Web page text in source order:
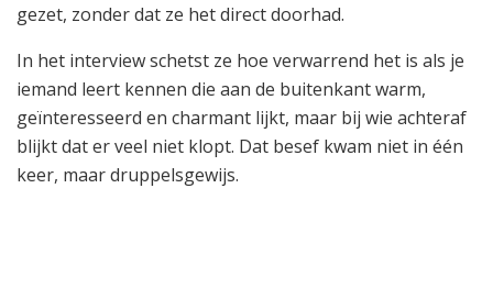
gezet, zonder dat ze het direct doorhad.
In het interview schetst ze hoe verwarrend het is als je
iemand leert kennen die aan de buitenkant warm,
geïnteresseerd en charmant lijkt, maar bij wie achteraf
blijkt dat er veel niet klopt. Dat besef kwam niet in één
keer, maar druppelsgewijs.